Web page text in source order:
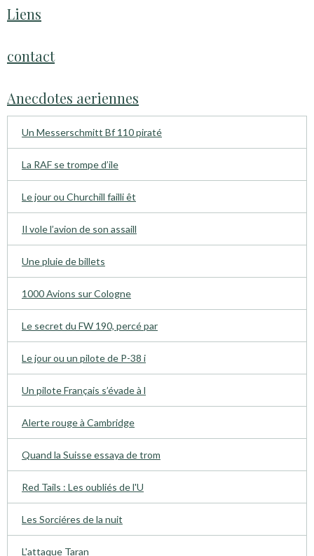
Liens
contact
Anecdotes aeriennes
Un Messerschmitt Bf 110 piraté
La RAF se trompe d’ile
Le jour ou Churchill failli êt
Il vole l’avion de son assaill
Une pluie de billets
1000 Avions sur Cologne
Le secret du FW 190, percé par
Le jour ou un pilote de P-38 i
Un pilote Français s’évade à l
Alerte rouge à Cambridge
Quand la Suisse essaya de trom
Red Tails : Les oubliés de l'U
Les Sorciéres de la nuit
L'attaque Taran